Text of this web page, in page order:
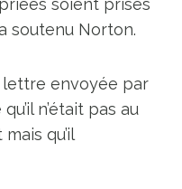
soient prises
soutenu Norton.
envoyée par
n’était pas au
qu’il